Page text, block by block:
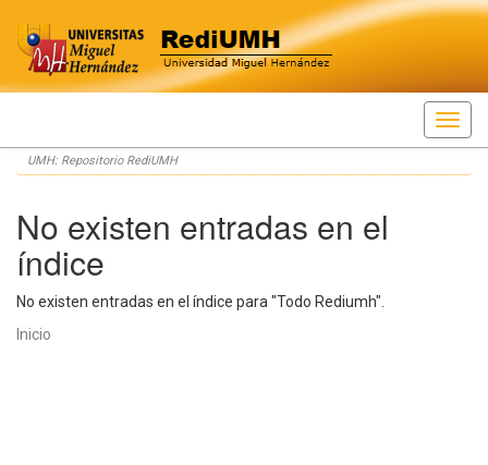
Skip
navigation
UMH: Repositorio RediUMH
No existen entradas en el
índice
No existen entradas en el índice para "Todo Rediumh".
Inicio